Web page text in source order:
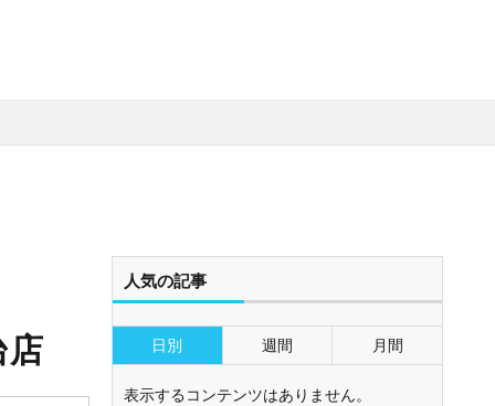
店
人気の記事
日別 週間 月間
表示するコンテンツはありません。